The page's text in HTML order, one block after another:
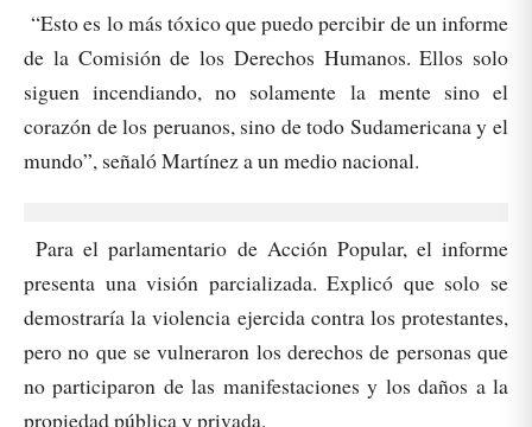
“Esto es lo más tóxico que puedo percibir de un informe
de la Comisión de los Derechos Humanos. Ellos solo
siguen incendiando, no solamente la mente sino el
corazón de los peruanos, sino de todo Sudamericana y el
mundo”, señaló Martínez a un medio nacional.
Para el parlamentario de Acción Popular, el informe
presenta una visión parcializada. Explicó que solo se
demostraría la violencia ejercida contra los protestantes,
pero no que se vulneraron los derechos de personas que
no participaron de las manifestaciones y los daños a la
propiedad pública y privada.